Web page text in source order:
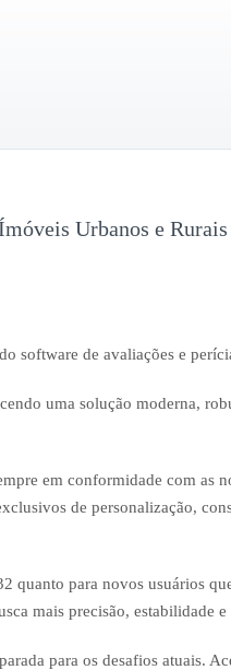
Urbanos e Rurais
software de avaliações e
uma solução moderna,
em conformidade com as
de personalização,
para novos usuários
mais precisão, estabilidade
para os desafios atuais.